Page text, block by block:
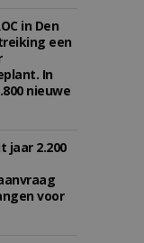
in Den
een
In
nieuwe
jaar 2.200
voor